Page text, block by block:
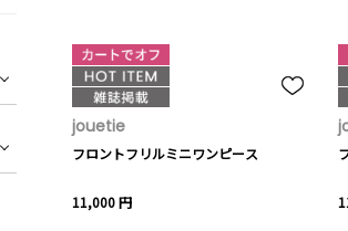
jouetie
フロントフリルミニワンピース
11,000 円